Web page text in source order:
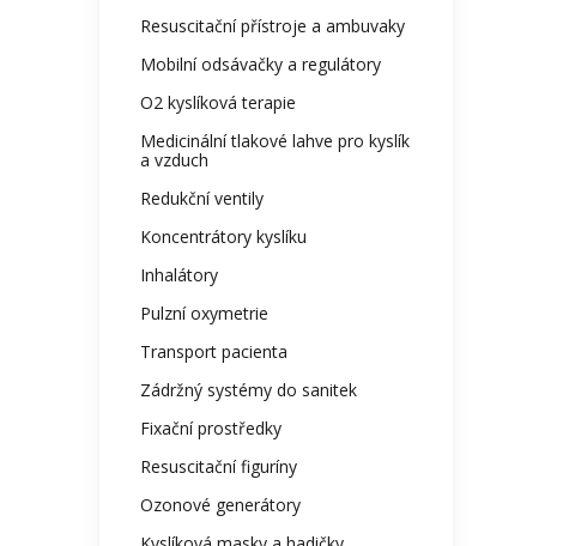
Resuscitační přístroje a ambuvaky
Mobilní odsávačky a regulátory
O2 kyslíková terapie
Medicinální tlakové lahve pro kyslík
a vzduch
Redukční ventily
Koncentrátory kyslíku
Inhalátory
Pulzní oxymetrie
Transport pacienta
Zádržný systémy do sanitek
Fixační prostředky
Resuscitační figuríny
Ozonové generátory